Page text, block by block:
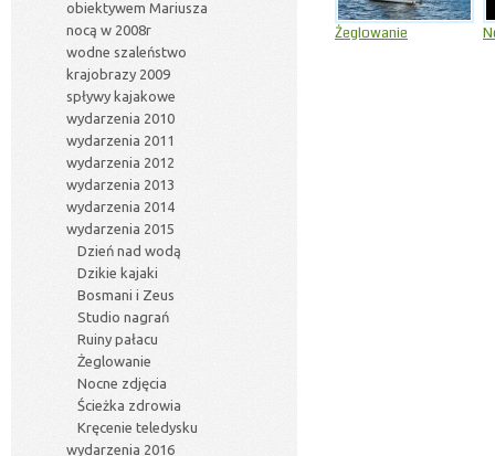
Żeglowanie
obiektywem Mariusza
nocą w 2008r
wodne szaleństwo
krajobrazy 2009
spływy kajakowe
wydarzenia 2010
wydarzenia 2011
wydarzenia 2012
wydarzenia 2013
wydarzenia 2014
wydarzenia 2015
Dzień nad wodą
Dzikie kajaki
Bosmani i Zeus
Studio nagrań
Ruiny pałacu
Żeglowanie
Nocne zdjęcia
Ścieżka zdrowia
Kręcenie teledysku
wydarzenia 2016